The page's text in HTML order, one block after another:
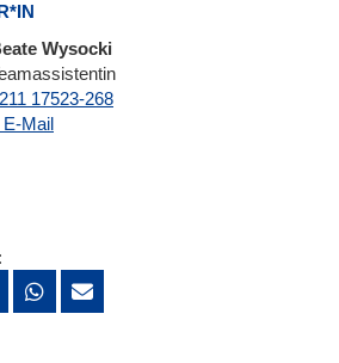
Wysocki
17523-268
E-Mail